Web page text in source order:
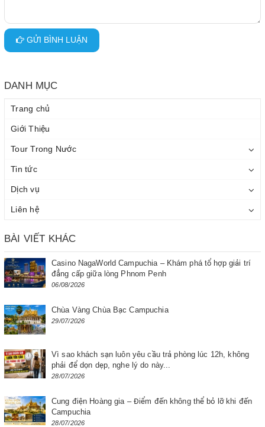
GỬI BÌNH LUẬN
DANH MỤC
Trang chủ
Giới Thiệu
Tour Trong Nước
Tin tức
Dịch vụ
Liên hệ
BÀI VIẾT KHÁC
Casino NagaWorld Campuchia – Khám phá tổ hợp giải trí
đẳng cấp giữa lòng Phnom Penh
06/08/2026
Chùa Vàng Chùa Bạc Campuchia
29/07/2026
Vì sao khách sạn luôn yêu cầu trả phòng lúc 12h, không
phải để dọn dẹp, nghe lý do này...
28/07/2026
Cung điện Hoàng gia – Điểm đến không thể bỏ lỡ khi đến
Campuchia
28/07/2026